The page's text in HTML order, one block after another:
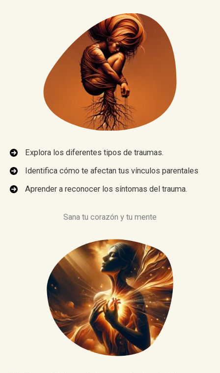
Explora los diferentes tipos de traumas.
Identifica cómo te afectan tus vínculos parentales
Aprender a reconocer los síntomas del trauma.
Sana tu corazón y tu mente